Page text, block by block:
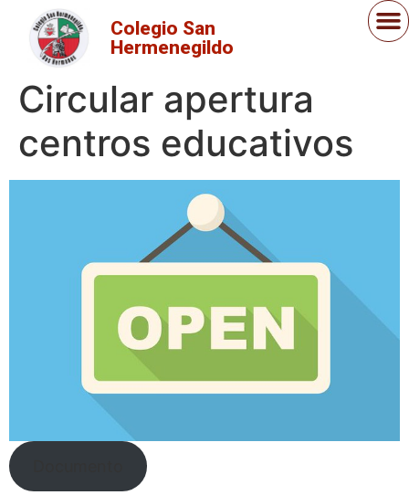
Colegio San
Hermenegildo
Circular apertura
centros educativos